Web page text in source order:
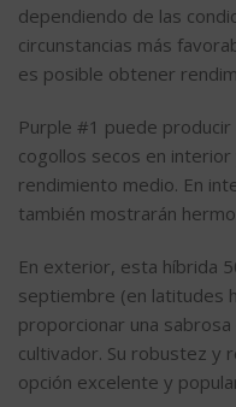
dependiendo de las
circunstancias más
es posible obtener
Purple #1 puede
cogollos secos en
rendimiento medio. En
también mostrarán
En exterior, esta híbrida
septiembre (en latitudes
proporcionar una
cultivador. Su robustez y
opción excelente y